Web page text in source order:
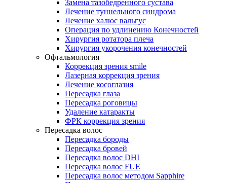
Замена тазобедренного сустава
Лечение туннельного синдрома
Лечение халюс вальгус
Операция по удлинению Конечностей
Хирургия ротатора плеча
Хирургия укорочения конечностей
Офтальмология
Коррекция зрения smile
Лазерная коррекция зрения
Лечение косоглазия
Пересадка глаза
Пересадка роговицы
Удаление катаракты
ФРК коррекция зрения
Пересадка волос
Пересадка бороды
Пересадка бровей
Пересадка волос DHI
Пересадка волос FUE
Пересадка волос методом Sapphire